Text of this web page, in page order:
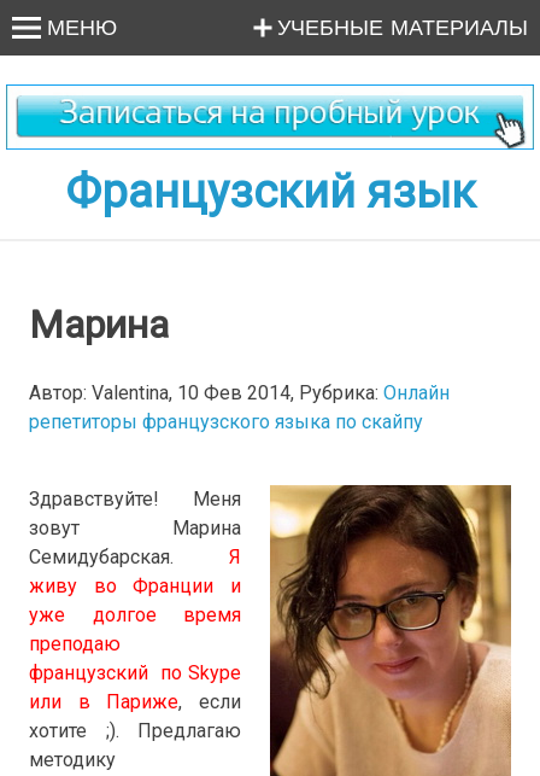
Французский язык
МЕНЮ УЧЕБНЫЕ МАТЕРИАЛЫ
Марина
Автор: Valentina, 10 Фев 2014, Рубрика: Онлайн
репетиторы французского языка по скайпу
Здравствуйте! Меня
зовут Марина
Семидубарская. Я
живу во Франции и
уже долгое время
преподаю
французский по Skype
или в Париже, если
хотите ;). Предлагаю
методику